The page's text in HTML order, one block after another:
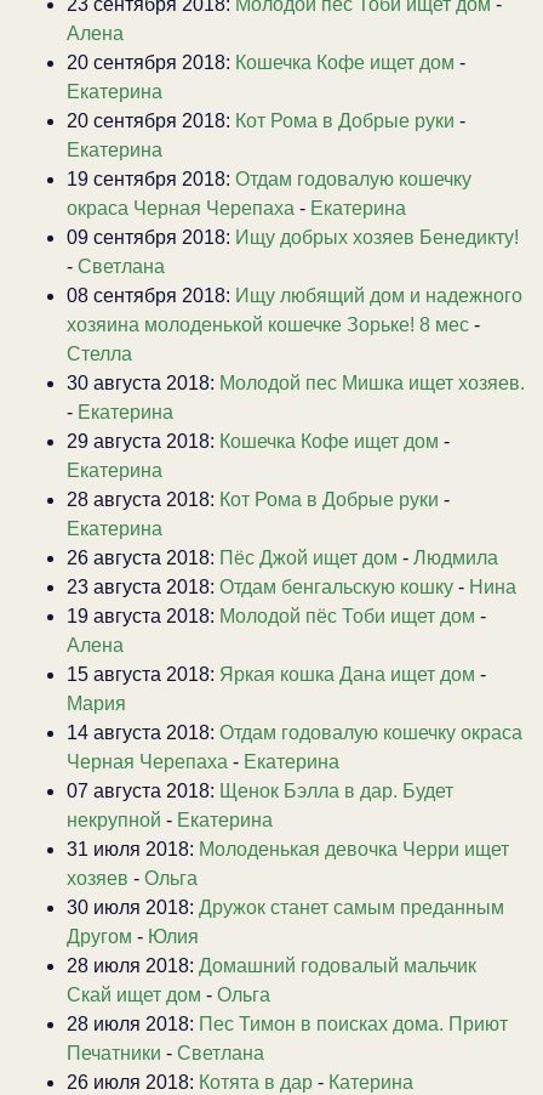
23 сентября 2018: Молодой пёс Тоби ищет дом -
Алена
20 сентября 2018: Кошечка Кофе ищет дом -
Екатерина
20 сентября 2018: Кот Рома в Добрые руки -
Екатерина
19 сентября 2018: Отдам годовалую кошечку
окраса Черная Черепаха - Екатерина
09 сентября 2018: Ищу добрых хозяев Бенедикту!
- Светлана
08 сентября 2018: Ищу любящий дом и надежного
хозяина молоденькой кошечке Зорьке! 8 мес -
Стелла
30 августа 2018: Молодой пес Мишка ищет хозяев.
- Екатерина
29 августа 2018: Кошечка Кофе ищет дом -
Екатерина
28 августа 2018: Кот Рома в Добрые руки -
Екатерина
26 августа 2018: Пёс Джой ищет дом - Людмила
23 августа 2018: Отдам бенгальскую кошку - Нина
19 августа 2018: Молодой пёс Тоби ищет дом -
Алена
15 августа 2018: Яркая кошка Дана ищет дом -
Мария
14 августа 2018: Отдам годовалую кошечку окраса
Черная Черепаха - Екатерина
07 августа 2018: Щенок Бэлла в дар. Будет
некрупной - Екатерина
31 июля 2018: Молоденькая девочка Черри ищет
хозяев - Ольга
30 июля 2018: Дружок станет самым преданным
Другом - Юлия
28 июля 2018: Домашний годовалый мальчик
Скай ищет дом - Ольга
28 июля 2018: Пес Тимон в поисках дома. Приют
Печатники - Светлана
26 июля 2018: Котята в дар - Катерина